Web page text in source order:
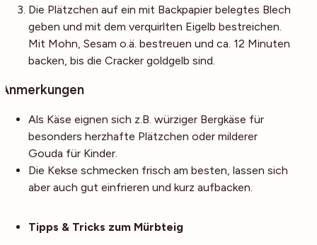
Die Plätzchen auf ein mit Backpapier belegtes Blech
geben und mit dem verquirlten Eigelb bestreichen.
Mit Mohn, Sesam o.ä. bestreuen und ca. 12 Minuten
backen, bis die Cracker goldgelb sind.
Anmerkungen
Als Käse eignen sich z.B. würziger Bergkäse für
besonders herzhafte Plätzchen oder milderer
Gouda für Kinder.
Die Kekse schmecken frisch am besten, lassen sich
aber auch gut einfrieren und kurz aufbacken.
Tipps & Tricks zum Mürbteig